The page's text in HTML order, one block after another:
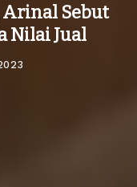
Arinal Sebut
Nilai Jual